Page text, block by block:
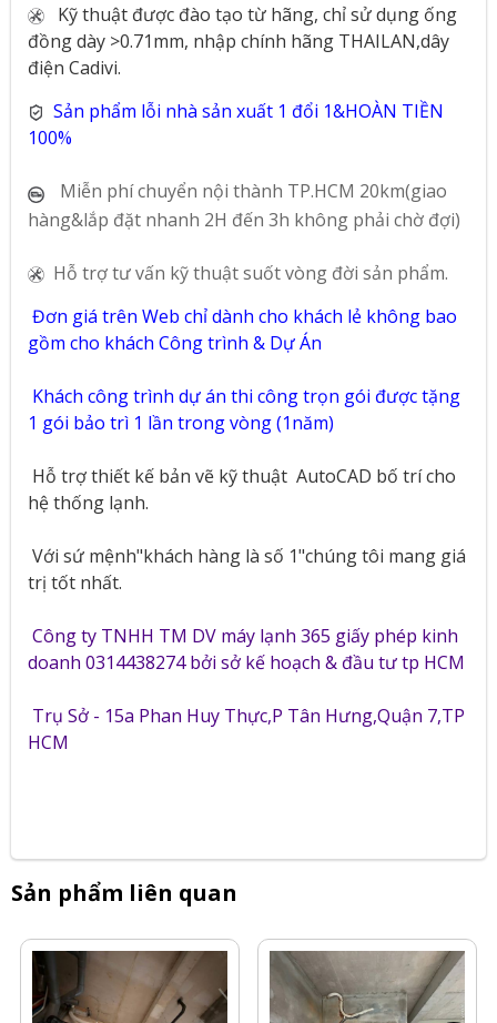
Kỹ thuật được đào tạo từ hãng, chỉ sử dụng ống
đồng dày >0.71mm, nhập chính hãng THAILAN,dây
điện Cadivi.
Sản phẩm lỗi nhà sản xuất 1 đổi 1&HOÀN TIỀN
100%
Miễn phí chuyển nội thành TP.HCM 20km(giao
hàng&lắp đặt nhanh 2H đến 3h không phải chờ đợi)
Hỗ trợ tư vấn kỹ thuật suốt vòng đời sản phẩm.
Đơn giá trên Web chỉ dành cho khách lẻ không bao
gồm cho khách Công trình & Dự Án
Khách công trình dự án thi công trọn gói được tặng
1 gói bảo trì 1 lần trong vòng (1năm)
Hỗ trợ thiết kế bản vẽ kỹ thuật AutoCAD bố trí cho
hệ thống lạnh.
Với sứ mệnh"khách hàng là số 1"chúng tôi mang giá
trị tốt nhất.
Công ty TNHH TM DV máy lạnh 365 giấy phép kinh
doanh 0314438274 bởi sở kế hoạch & đầu tư tp HCM
Trụ Sở - 15a Phan Huy Thực,P Tân Hưng,Quận 7,TP
HCM
Sản phẩm liên quan